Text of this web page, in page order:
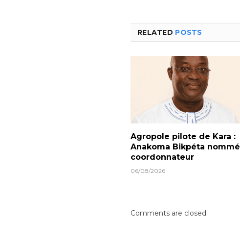
RELATED POSTS
Agropole pilote de Kara :
Anakoma Bikpéta nommé
coordonnateur
06/08/2026
Comments are closed.